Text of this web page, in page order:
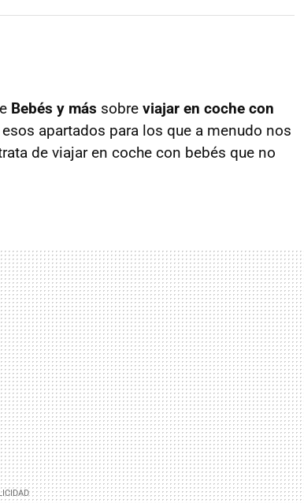
Bebés y más sobre viajar en coche con
apartados para los que a menudo nos
de viajar en coche con bebés que no